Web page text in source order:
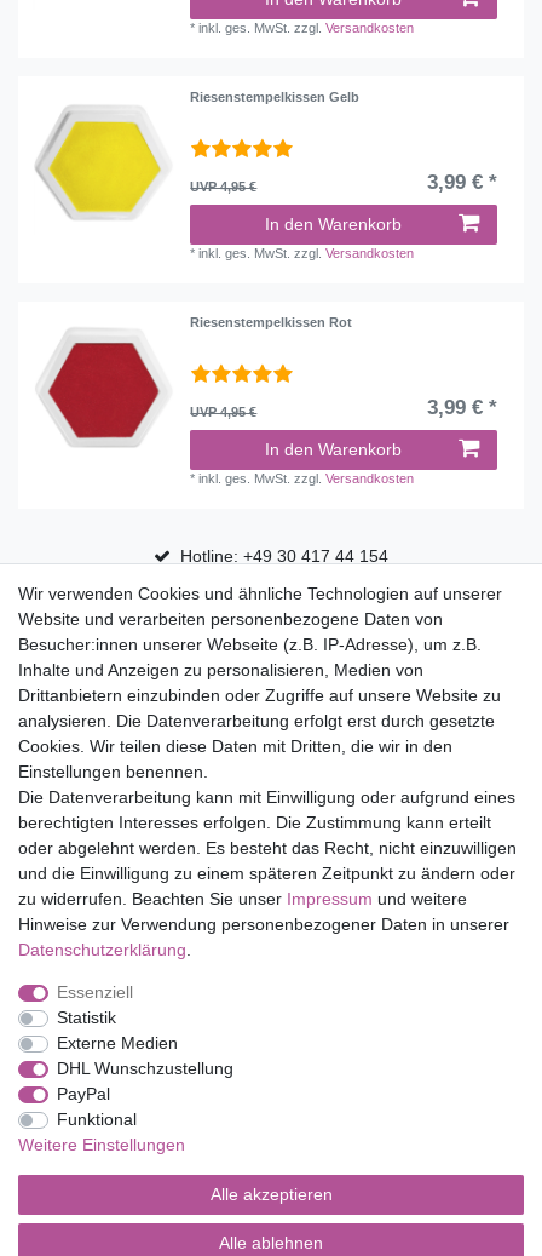
*inkl. ges. MwSt. zzgl.Versandkosten
Riesenstempelkissen Gelb
UVP 4,95 € 3,99 € *
In den Warenkorb
*inkl. ges. MwSt. zzgl.Versandkosten
Riesenstempelkissen Rot
UVP 4,95 € 3,99 € *
In den Warenkorb
*inkl. ges. MwSt. zzgl.Versandkosten
Hotline: +49 30 417 44 154
30 Tage Rückgaberecht
Versandfrei ab 75 € in Deutschland
Top Marken
Eduplay
Folia Bringmann
Shop
Mein Konto
Service
Versandkosten
Impressum
Barrierefreiheitserklärung
Wir verwenden Cookies und ähnliche Technologien auf unserer
Website und verarbeiten personenbezogene Daten von
Besucher:innen unserer Webseite (z.B. IP-Adresse), um z.B.
Inhalte und Anzeigen zu personalisieren, Medien von
Drittanbietern einzubinden oder Zugriffe auf unsere Website zu
analysieren. Die Datenverarbeitung erfolgt erst durch gesetzte
Cookies. Wir teilen diese Daten mit Dritten, die wir in den
Einstellungen benennen.
Die Datenverarbeitung kann mit Einwilligung oder aufgrund eines
berechtigten Interesses erfolgen. Die Zustimmung kann erteilt
oder abgelehnt werden. Es besteht das Recht, nicht einzuwilligen
und die Einwilligung zu einem späteren Zeitpunkt zu ändern oder
zu widerrufen. Beachten Sie unser Impressum und weitere
Hinweise zur Verwendung personenbezogener Daten in unserer
Daten­schutz­erklärung
Essenziell
Statistik
Externe Medien
DHL Wunschzustellung
PayPal
Funktional
Weitere Einstellungen
Alle akzeptieren
Alle ablehnen